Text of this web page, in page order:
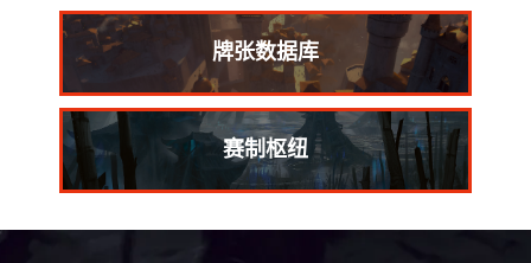
牌张数据库
赛制枢纽